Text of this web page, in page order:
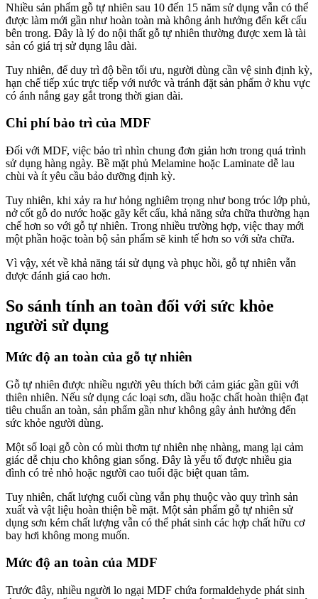
Nhiều sản phẩm gỗ tự nhiên sau 10 đến 15 năm sử dụng vẫn có thể
được làm mới gần như hoàn toàn mà không ảnh hưởng đến kết cấu
bên trong. Đây là lý do nội thất gỗ tự nhiên thường được xem là tài
sản có giá trị sử dụng lâu dài.
Tuy nhiên, để duy trì độ bền tối ưu, người dùng cần vệ sinh định kỳ,
hạn chế tiếp xúc trực tiếp với nước và tránh đặt sản phẩm ở khu vực
có ánh nắng gay gắt trong thời gian dài.
Chi phí bảo trì của MDF
Đối với MDF, việc bảo trì nhìn chung đơn giản hơn trong quá trình
sử dụng hàng ngày. Bề mặt phủ Melamine hoặc Laminate dễ lau
chùi và ít yêu cầu bảo dưỡng định kỳ.
Tuy nhiên, khi xảy ra hư hỏng nghiêm trọng như bong tróc lớp phủ,
nở cốt gỗ do nước hoặc gãy kết cấu, khả năng sửa chữa thường hạn
chế hơn so với gỗ tự nhiên. Trong nhiều trường hợp, việc thay mới
một phần hoặc toàn bộ sản phẩm sẽ kinh tế hơn so với sửa chữa.
Vì vậy, xét về khả năng tái sử dụng và phục hồi, gỗ tự nhiên vẫn
được đánh giá cao hơn.
So sánh tính an toàn đối với sức khỏe
người sử dụng
Mức độ an toàn của gỗ tự nhiên
Gỗ tự nhiên được nhiều người yêu thích bởi cảm giác gần gũi với
thiên nhiên. Nếu sử dụng các loại sơn, dầu hoặc chất hoàn thiện đạt
tiêu chuẩn an toàn, sản phẩm gần như không gây ảnh hưởng đến
sức khỏe người dùng.
Một số loại gỗ còn có mùi thơm tự nhiên nhẹ nhàng, mang lại cảm
giác dễ chịu cho không gian sống. Đây là yếu tố được nhiều gia
đình có trẻ nhỏ hoặc người cao tuổi đặc biệt quan tâm.
Tuy nhiên, chất lượng cuối cùng vẫn phụ thuộc vào quy trình sản
xuất và vật liệu hoàn thiện bề mặt. Một sản phẩm gỗ tự nhiên sử
dụng sơn kém chất lượng vẫn có thể phát sinh các hợp chất hữu cơ
bay hơi không mong muốn.
Mức độ an toàn của MDF
Trước đây, nhiều người lo ngại MDF chứa formaldehyde phát sinh